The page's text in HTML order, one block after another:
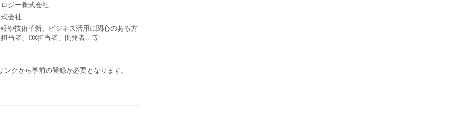
ジー株式会社
会社
や技術革新、ビジネス活用に関心のある方
当者、DX担当者、開発者…等
クから事前の登録が必要となります。